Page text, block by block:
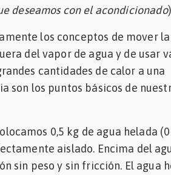
deseamos con el acondicionado
los conceptos de mover
del vapor de agua y de usar
cantidades de calor a una
son los puntos básicos de
0,5 kg de agua helada (0
aislado. Encima del
sin peso y sin fricción. El agua